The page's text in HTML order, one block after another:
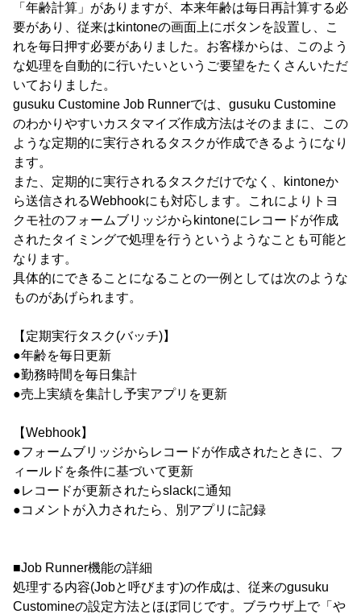
「年齢計算」がありますが、本来年齢は毎日再計算する必
要があり、従来はkintoneの画面上にボタンを設置し、こ
れを毎日押す必要がありました。お客様からは、このよう
な処理を自動的に行いたいというご要望をたくさんいただ
いておりました。
gusuku Customine Job Runnerでは、gusuku Customine
のわかりやすいカスタマイズ作成方法はそのままに、この
ような定期的に実行されるタスクが作成できるようになり
ます。
また、定期的に実行されるタスクだけでなく、kintoneか
ら送信されるWebhookにも対応します。これによりトヨ
クモ社のフォームブリッジからkintoneにレコードが作成
されたタイミングで処理を行うというようなことも可能と
なります。
具体的にできることになることの一例としては次のような
ものがあげられます。
【定期実行タスク(バッチ)】
●年齢を毎日更新
●勤務時間を毎日集計
●売上実績を集計し予実アプリを更新
【Webhook】
●フォームブリッジからレコードが作成されたときに、フ
ィールドを条件に基づいて更新
●レコードが更新されたらslackに通知
●コメントが入力されたら、別アプリに記録
■Job Runner機能の詳細
処理する内容(Jobと呼びます)の作成は、従来のgusuku
Customineの設定方法とほぼ同じです。ブラウザ上で「や